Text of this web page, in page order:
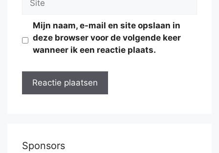
Mijn naam, e-mail en site opslaan in
deze browser voor de volgende keer
wanneer ik een reactie plaats.
Sponsors